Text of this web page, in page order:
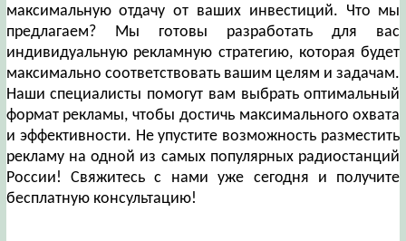
максимальную отдачу от ваших инвестиций. Что мы
предлагаем? Мы готовы разработать для вас
индивидуальную рекламную стратегию, которая будет
максимально соответствовать вашим целям и задачам.
Наши специалисты помогут вам выбрать оптимальный
формат рекламы, чтобы достичь максимального охвата
и эффективности. Не упустите возможность разместить
рекламу на одной из самых популярных радиостанций
России! Свяжитесь с нами уже сегодня и получите
бесплатную консультацию!